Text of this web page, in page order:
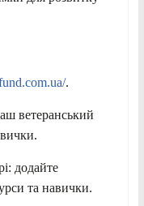
.
ветеранський
додайте
та навички.